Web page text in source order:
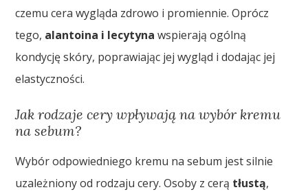
czemu cera wygląda zdrowo i promiennie. Oprócz
tego, alantoina i lecytyna wspierają ogólną
kondycję skóry, poprawiając jej wygląd i dodając jej
elastyczności.
Jak rodzaje cery wpływają na wybór kremu
na sebum?
Wybór odpowiedniego kremu na sebum jest silnie
uzależniony od rodzaju cery. Osoby z cerą tłustą,